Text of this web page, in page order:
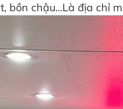
bồn chậu…Là địa chỉ